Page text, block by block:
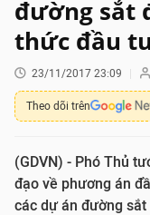
đường sắt
thức đầu
23/11/2017 23:09
Theo dõi trên
(GDVN) - Phó Thủ
đạo về phương án
các dự án đường sắt